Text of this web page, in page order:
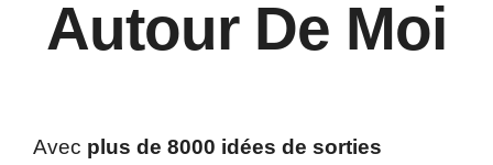
Autour De Moi
Avec plus de 8000 idées de sorties